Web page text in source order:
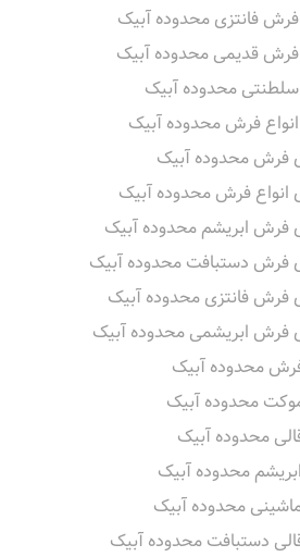
فانتزی محدوده آبیک
قدیمی محدوده آبیک
محدوده آبیک
فرش محدوده آبیک
فرش محدوده آبیک
فرش محدوده آبیک
ابریشم محدوده آبیک
فرش دستبافت محدوده آبیک
فانتزی محدوده آبیک
ابریشمی محدوده آبیک
محدوده آبیک
محدوده آبیک
محدوده آبیک
محدوده آبیک
محدوده آبیک
دستبافت محدوده آبیک